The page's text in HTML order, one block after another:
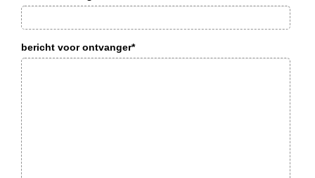
bericht voor ontvanger*